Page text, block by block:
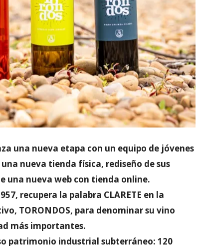
una nueva etapa con un equipo de jóvenes
nueva tienda física, rediseño de sus
una nueva web con tienda online.
recupera la palabra CLARETE en la
TORONDOS, para denominar su vino
más importantes.
patrimonio industrial subterráneo: 120